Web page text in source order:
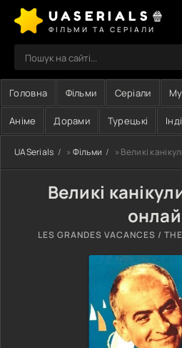
UASERIALS🍿
ФІЛЬМИ ТА СЕРІАЛИ
Головна Фільми Серіали
Аніме Дорами Турецькі
UASerials » Фільми » Великі
Великі
LES GRANDES VACANCES /